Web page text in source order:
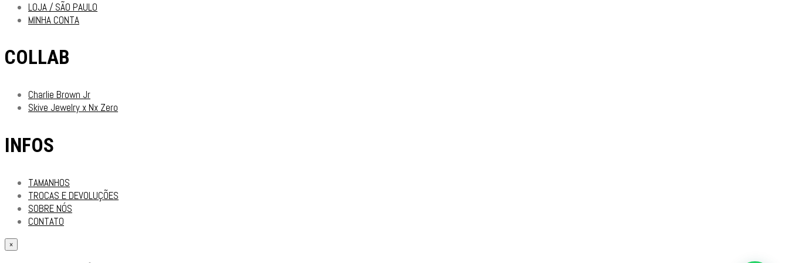
LOJA / SÃO PAULO
MINHA CONTA
COLLAB
Charlie Brown Jr
Skive Jewelry x Nx Zero
INFOS
TAMANHOS
TROCAS E DEVOLUÇÕES
SOBRE NÓS
CONTATO
×